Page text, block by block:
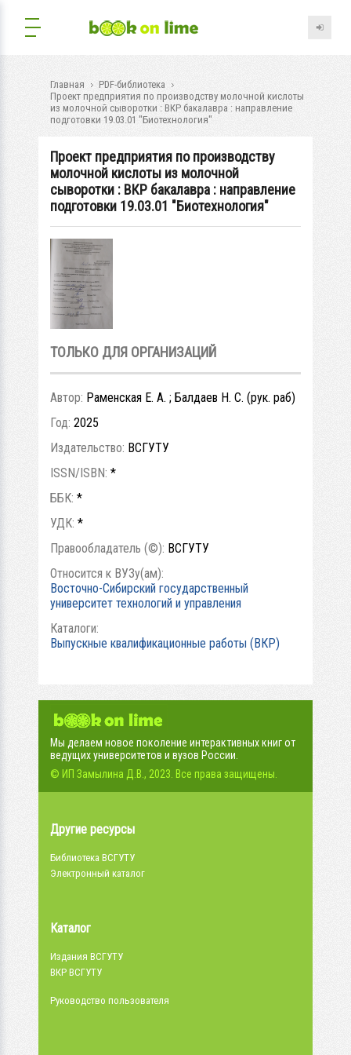
Главная
PDF-библиотека
Проект предприятия по производству молочной кислоты
из молочной сыворотки : ВКР бакалавра : направление
подготовки 19.03.01 "Биотехнология"
Проект предприятия по производству
молочной кислоты из молочной
сыворотки : ВКР бакалавра : направление
подготовки 19.03.01 "Биотехнология"
ТОЛЬКО ДЛЯ ОРГАНИЗАЦИЙ
Автор: Раменская Е. А. ; Балдаев Н. С. (рук. раб)
Год: 2025
Издательство: ВСГУТУ
ISSN/ISBN: *
ББК: *
УДК: *
Правообладатель (©): ВСГУТУ
Относится к ВУЗу(ам):
Восточно-Сибирский государственный
университет технологий и управления
Каталоги:
Выпускные квалификационные работы (ВКР)
Мы делаем новое поколение интерактивных книг от
ведущих университетов и вузов России.
© ИП Замылина Д.В., 2023. Все права защищены.
Другие ресурсы
Библиотека ВСГУТУ
Электронный каталог
Каталог
Издания ВСГУТУ
ВКР ВСГУТУ
Руководство пользователя